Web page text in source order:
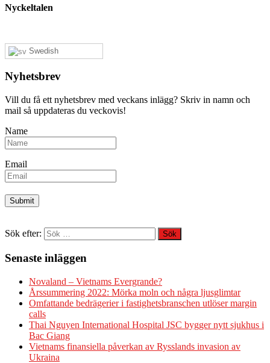
Nyckeltalen
Swedish
Nyhetsbrev
Vill du få ett nyhetsbrev med veckans inlägg? Skriv in namn och
mail så uppdateras du veckovis!
Name
Email
Sök efter:
Senaste inläggen
Novaland – Vietnams Evergrande?
Årssummering 2022: Mörka moln och några ljusglimtar
Omfattande bedrägerier i fastighetsbranschen utlöser margin
calls
Thai Nguyen International Hospital JSC bygger nytt sjukhus i
Bac Giang
Vietnams finansiella påverkan av Rysslands invasion av
Ukraina